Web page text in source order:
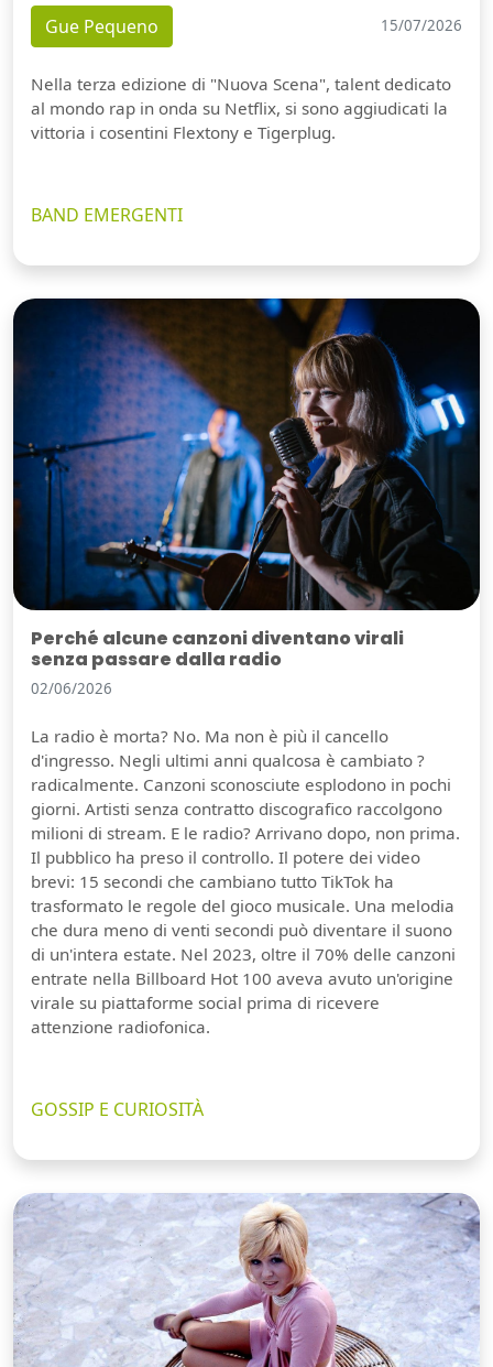
Gue Pequeno 15/07/2026
Nella terza edizione di "Nuova Scena", talent dedicato
al mondo rap in onda su Netflix, si sono aggiudicati la
vittoria i cosentini Flextony e Tigerplug.
BAND EMERGENTI
Perché alcune canzoni diventano virali
senza passare dalla radio
02/06/2026
La radio è morta? No. Ma non è più il cancello
d'ingresso. Negli ultimi anni qualcosa è cambiato ?
radicalmente. Canzoni sconosciute esplodono in pochi
giorni. Artisti senza contratto discografico raccolgono
milioni di stream. E le radio? Arrivano dopo, non prima.
Il pubblico ha preso il controllo. Il potere dei video
brevi: 15 secondi che cambiano tutto TikTok ha
trasformato le regole del gioco musicale. Una melodia
che dura meno di venti secondi può diventare il suono
di un'intera estate. Nel 2023, oltre il 70% delle canzoni
entrate nella Billboard Hot 100 aveva avuto un'origine
virale su piattaforme social prima di ricevere
attenzione radiofonica.
GOSSIP E CURIOSITÀ